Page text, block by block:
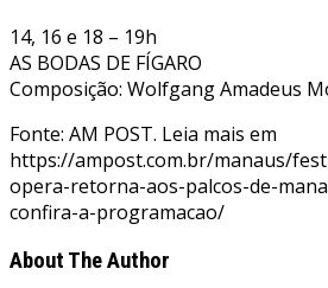
14, 16 e 18 – 19h
AS BODAS DE FÍGARO
Composição: Wolfgang Amadeus
Fonte: AM POST. Leia mais em
https://ampost.com.br/manaus/
opera-retorna-aos-palcos-de-
confira-a-programacao/
About The Author